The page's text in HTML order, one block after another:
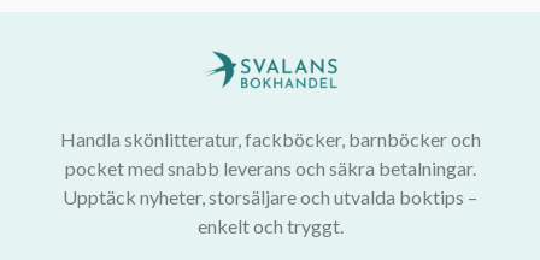
Handla skönlitteratur, fackböcker, barnböcker och
pocket med snabb leverans och säkra betalningar.
Upptäck nyheter, storsäljare och utvalda boktips –
enkelt och tryggt.